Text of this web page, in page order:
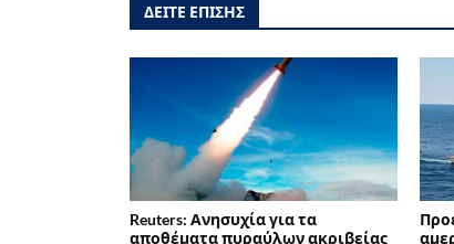
ΔΕΙΤΕ ΕΠΙΣΗΣ
Reuters: Ανησυχία για τα
αποθέματα πυραύλων ακριβείας